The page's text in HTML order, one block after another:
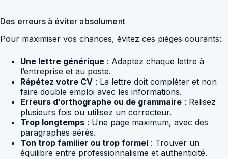
Des erreurs à éviter absolument
Pour maximiser vos chances, évitez ces pièges courants:
Une lettre générique : Adaptez chaque lettre à
l’entreprise et au poste.
Répétez votre CV : La lettre doit compléter et non
faire double emploi avec les informations.
Erreurs d’orthographe ou de grammaire : Relisez
plusieurs fois ou utilisez un correcteur.
Trop longtemps : Une page maximum, avec des
paragraphes aérés.
Ton trop familier ou trop formel : Trouver un
équilibre entre professionnalisme et authenticité.